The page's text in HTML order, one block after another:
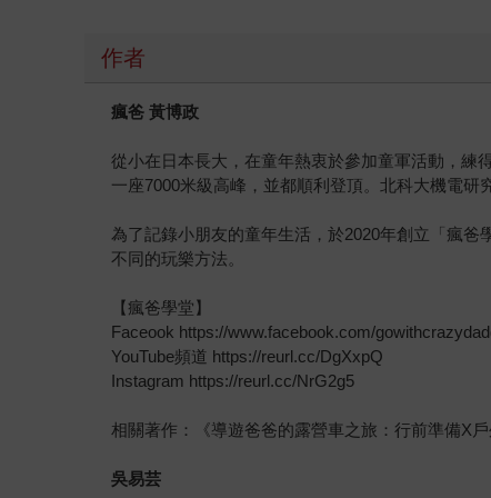
作者
瘋爸 黃博政
從小在日本長大，在童年熱衷於參加童軍活動，練
一座7000米級高峰，並都順利登頂。北科大機電
為了記錄小朋友的童年生活，於2020年創立「瘋
不同的玩樂方法。
【瘋爸學堂】
Faceook https://www.facebook.com/
YouTube頻道 https://reurl.cc/DgXxpQ
Instagram https://reurl.cc/NrG2g5
相關著作：《導遊爸爸的露營車之旅：行前準備X
吳易芸